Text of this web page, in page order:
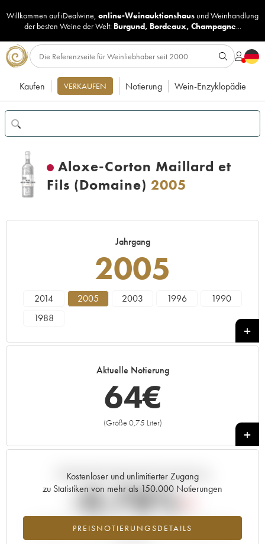
Willkommen auf iDealwine, online-Weinauktionshaus undWeinhandlung
der besten Weine der Welt: Burgund, Bordeaux, Champagne...
Kaufen VERKAUFEN Notierung Wein-Enzyklopädie
Aloxe-Corton Maillard et
Fils (Domaine) 2005
Jahrgang
2005
2014 2005 2003 1996
1990
1988
Aktuelle Notierung
64€
(Größe 0,75 Liter)
+
Kostenloser und unlimitierter Zugang
zu Statistiken von mehr als 150.000 Notierungen
PREISNOTIERUNGSDETAILS
Aktuelle Entwicklung der Preisnotierung
-0.78%
Preisabfall des Jahrgangs 2005 im Jahr 2026 im Vergleich zum